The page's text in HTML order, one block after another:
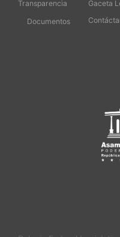
Transparencia
Documentos
Gaceta